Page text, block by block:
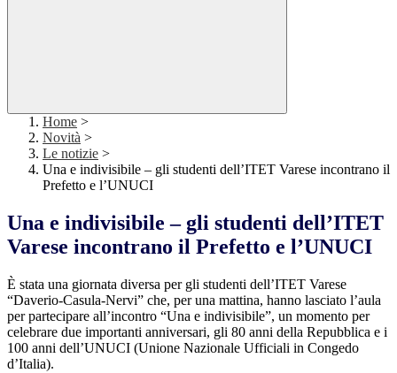
Home >
Novità >
Le notizie >
Una e indivisibile – gli studenti dell’ITET Varese incontrano il
Prefetto e l’UNUCI
Una e indivisibile – gli studenti dell’ITET
Varese incontrano il Prefetto e l’UNUCI
È stata una giornata diversa per gli studenti dell’ITET Varese
“Daverio-Casula-Nervi” che, per una mattina, hanno lasciato l’aula
per partecipare all’incontro “Una e indivisibile”, un momento per
celebrare due importanti anniversari, gli 80 anni della Repubblica e i
100 anni dell’UNUCI (Unione Nazionale Ufficiali in Congedo
d’Italia).